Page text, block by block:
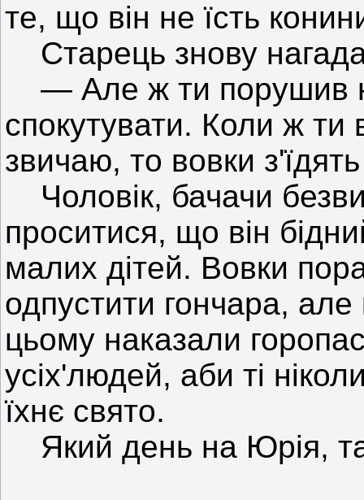
те, що він не їсть
Старець знову
— Але ж ти порушив
спокутувати. Коли ж ти
звичаю, то вовки
Чоловік, бачачи
проситися, що він
малих дітей. Вовки
одпустити гончара,
цьому наказали
усіх'людей, аби ті
їхнє свято.
Який день на Юрія,